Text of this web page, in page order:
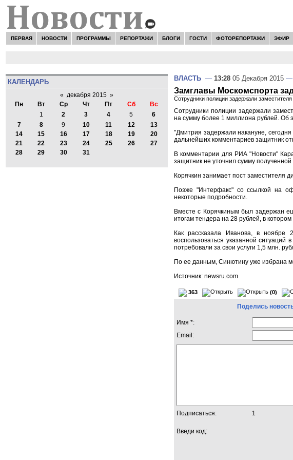
ПЕРВАЯ НОВОСТИ ПРОГРАММЫ РЕПОРТАЖИ БЛОГИ ГОСТИ ФОТОРЕПОРТАЖИ ЭФИР
КАЛЕНДАРЬ
« декабря 2015 »
Пн
Вт Ср Чт Пт Сб
Вс
1
2 3 4 5
6
7
8 9 10 11 12
13
14
15 16 17 18 19
20
21
22 23 24 25 26
27
28
29 30 31
ВЛАСТЬ — 13:28 05 Декабря 2015 —
Замглавы Москомспорта
Сотрудники полиции задержали
Сотрудники полиции задержали
на сумму более 1 миллиона рублей. Об
"Дмитрия задержали накануне,
дальнейших комментариев защитник
В комментарии для РИА "Новости"
защитник не уточнил сумму
Корячкин занимает пост заместителя
Позже "Интерфакс" со ссылкой на
некоторые подробности.
Вместе с Корячкиным был задержан
итогам тендера на 28 рублей, в
Как рассказала Иванова, в ноябре
воспользоваться указанной
потребовали за свои услуги 1,5 млн.
По ее данным, Синютину уже избрана
Источник: newsru.com
363 (0)
Поделись
Имя *:
Email:
Подписаться: 1
Введи код: